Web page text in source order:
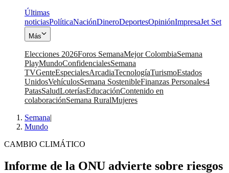
Últimas
noticiasPolíticaNaciónDineroDeportesOpiniónImpresaJet Set
Más
Elecciones 2026Foros SemanaMejor ColombiaSemana
PlayMundoConfidencialesSemana
TVGenteEspecialesArcadiaTecnologíaTurismoEstados
UnidosVehículosSemana SostenibleFinanzas Personales4
PatasSaludLoteríasEducaciónContenido en
colaboraciónSemana RuralMujeres
Semana|
Mundo
CAMBIO CLIMÁTICO
Informe de la ONU advierte sobre riesgos